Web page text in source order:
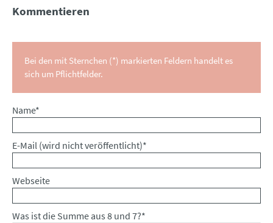
Kommentieren
Bei den mit Sternchen (*) markierten Feldern handelt es
sich um Pflichtfelder.
Pflichtfeld
Name*
Pflichtfeld
E-Mail (wird nicht veröffentlicht)*
Webseite
Was ist die Summe aus 8 und 7?*